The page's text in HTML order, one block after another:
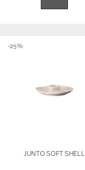
JUNTO SOFT SHELL
-25%